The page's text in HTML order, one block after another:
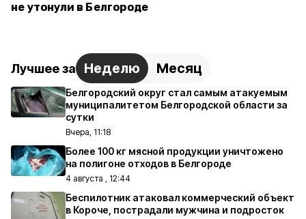
не утонули в Белгороде
Лучшее за Неделю Месяц
Белгородский округ стал самым атакуемым
муниципалитетом Белгородской области за
сутки
Вчера, 11:18
Более 100 кг мясной продукции уничтожено
на полигоне отходов в Белгороде
4 августа , 12:44
Беспилотник атаковал коммерческий объект
в Короче, пострадали мужчина и подросток